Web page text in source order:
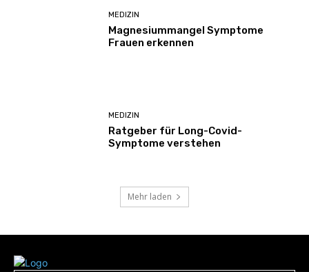
MEDIZIN
Magnesiummangel Symptome
Frauen erkennen
MEDIZIN
Ratgeber für Long-Covid-
Symptome verstehen
Mehr laden